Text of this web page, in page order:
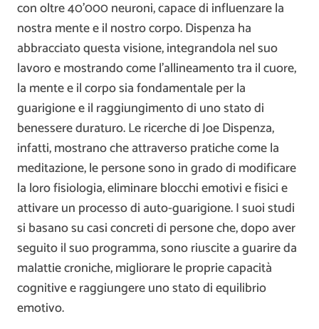
con oltre 40’000 neuroni, capace di influenzare la
nostra mente e il nostro corpo. Dispenza ha
abbracciato questa visione, integrandola nel suo
lavoro e mostrando come l’allineamento tra il cuore,
la mente e il corpo sia fondamentale per la
guarigione e il raggiungimento di uno stato di
benessere duraturo. Le ricerche di Joe Dispenza,
infatti, mostrano che attraverso pratiche come la
meditazione, le persone sono in grado di modificare
la loro fisiologia, eliminare blocchi emotivi e fisici e
attivare un processo di auto-guarigione. I suoi studi
si basano su casi concreti di persone che, dopo aver
seguito il suo programma, sono riuscite a guarire da
malattie croniche, migliorare le proprie capacità
cognitive e raggiungere uno stato di equilibrio
emotivo.